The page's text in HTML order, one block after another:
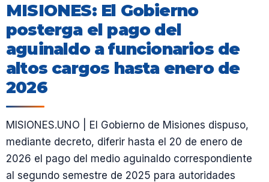
MISIONES: El Gobierno
posterga el pago del
aguinaldo a funcionarios de
altos cargos hasta enero de
2026
MISIONES.UNO | El Gobierno de Misiones dispuso,
mediante decreto, diferir hasta el 20 de enero de
2026 el pago del medio aguinaldo correspondiente
al segundo semestre de 2025 para autoridades